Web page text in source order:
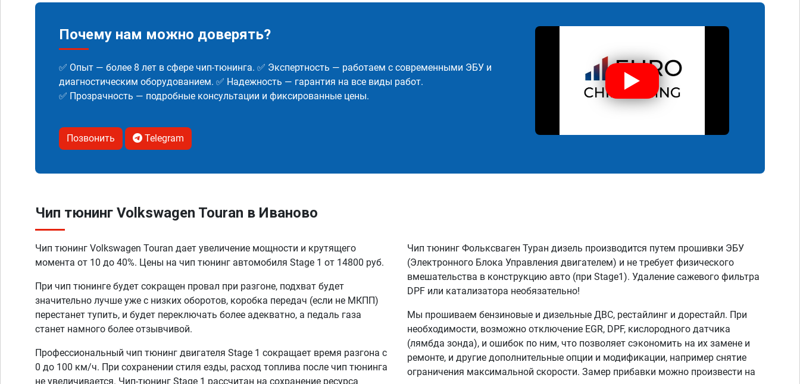
Почему нам можно доверять?
✅ Опыт — более 8 лет в сфере чип-тюнинга. ✅ Экспертность — работаем с современными ЭБУ и
диагностическим оборудованием. ✅ Надежность — гарантия на все виды работ.
✅ Прозрачность — подробные консультации и фиксированные цены.
Позвонить Telegram
Чип тюнинг Volkswagen Touran в Иваново
Чип тюнинг Volkswagen Touran дает увеличение мощности и крутящего
момента от 10 до 40%. Цены на чип тюнинг автомобиля Stage 1 от 14800 руб.
При чип тюнинге будет сокращен провал при разгоне, подхват будет
значительно лучше уже с низких оборотов, коробка передач (если не МКПП)
перестанет тупить, и будет переключать более адекватно, а педаль газа
станет намного более отзывчивой.
Профессиональный чип тюнинг двигателя Stage 1 сокращает время разгона с
0 до 100 км/ч. При сохранении стиля езды, расход топлива после чип тюнинга
не увеличивается. Чип-тюнинг Stage 1 рассчитан на сохранение ресурса
Чип тюнинг Фольксваген Туран дизель производится путем прошивки ЭБУ
(Электронного Блока Управления двигателем) и не требует физического
вмешательства в конструкцию авто (при Stage1). Удаление сажевого фильтра
DPF или катализатора необязательно!
Мы прошиваем бензиновые и дизельные ДВС, рестайлинг и дорестайл. При
необходимости, возможно отключение EGR, DPF, кислородного датчика
(лямбда зонда), и ошибок по ним, что позволяет сэкономить на их замене и
ремонте, и другие дополнительные опции и модификации, например снятие
ограничения максимальной скорости. Замер прибавки можно произвести на